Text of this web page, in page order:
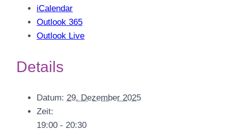
iCalendar
Outlook 365
Outlook Live
Details
Datum: 29. Dezember 2025
Zeit:
19:00 - 20:30